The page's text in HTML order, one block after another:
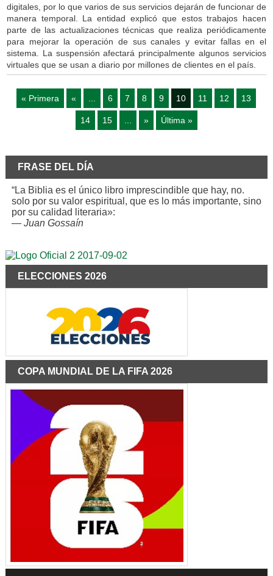
digitales, por lo que varios de sus servicios dejarán de funcionar de
manera temporal. La entidad explicó que estos trabajos hacen
parte de las actualizaciones técnicas que realiza periódicamente
para mejorar la operación de sus canales y evitar fallas en el
sistema. La suspensión afectará principalmente algunos servicios
virtuales que se usan a diario por millones de clientes en el país.
« Primera « ... 6 7 8 9 10 11 12 13
14 15 ... » Última »
FRASE DEL DÍA
“La Biblia es el único libro imprescindible que hay, no.
solo por su valor espiritual, que es lo más importante, sino
por su calidad literaria»:
— Juan Gossaín
ELECCIONES 2026
COPA MUNDIAL DE LA FIFA 2026